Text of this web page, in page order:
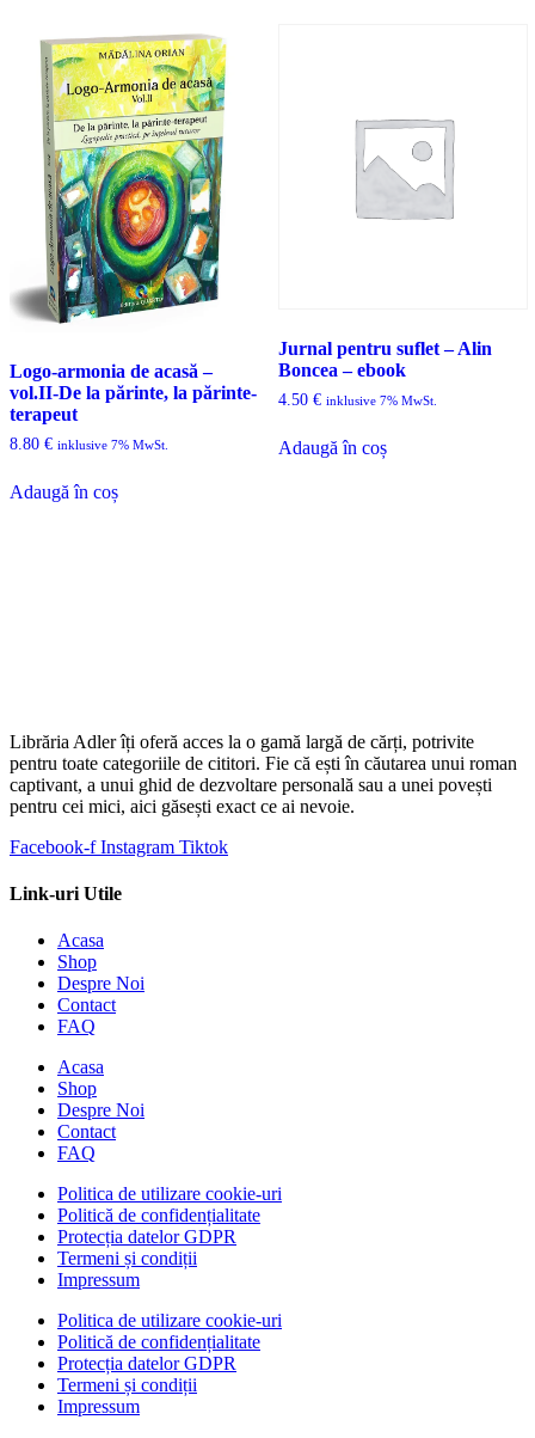
Logo-armonia de acasă –
vol.II-De la părinte, la părinte-
terapeut
8.80 € inklusive 7% MwSt.
Adaugă în coș
Jurnal pentru suflet – Alin
Boncea – ebook
4.50 € inklusive 7% MwSt.
Adaugă în coș
Librăria Adler îți oferă acces la o gamă largă de cărți, potrivite
pentru toate categoriile de cititori. Fie că ești în căutarea unui roman
captivant, a unui ghid de dezvoltare personală sau a unei povești
pentru cei mici, aici găsești exact ce ai nevoie.
Facebook-f Instagram Tiktok
Link-uri Utile
Acasa
Shop
Despre Noi
Contact
FAQ
Acasa
Shop
Despre Noi
Contact
FAQ
Politica de utilizare cookie-uri
Politică de confidențialitate
Protecția datelor GDPR
Termeni și condiții
Impressum
Politica de utilizare cookie-uri
Politică de confidențialitate
Protecția datelor GDPR
Termeni și condiții
Impressum